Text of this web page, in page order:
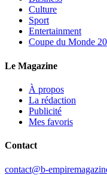
Culture
Sport
Entertainment
Coupe du Monde
Le Magazine
À propos
La rédaction
Publicité
Mes favoris
Contact
contact@b-